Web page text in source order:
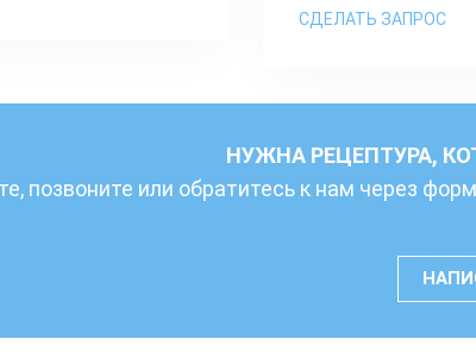
СДЕЛАТЬ ЗАПРОС
НУЖНА РЕЦЕПТУРА,
позвоните или обратитесь к нам через